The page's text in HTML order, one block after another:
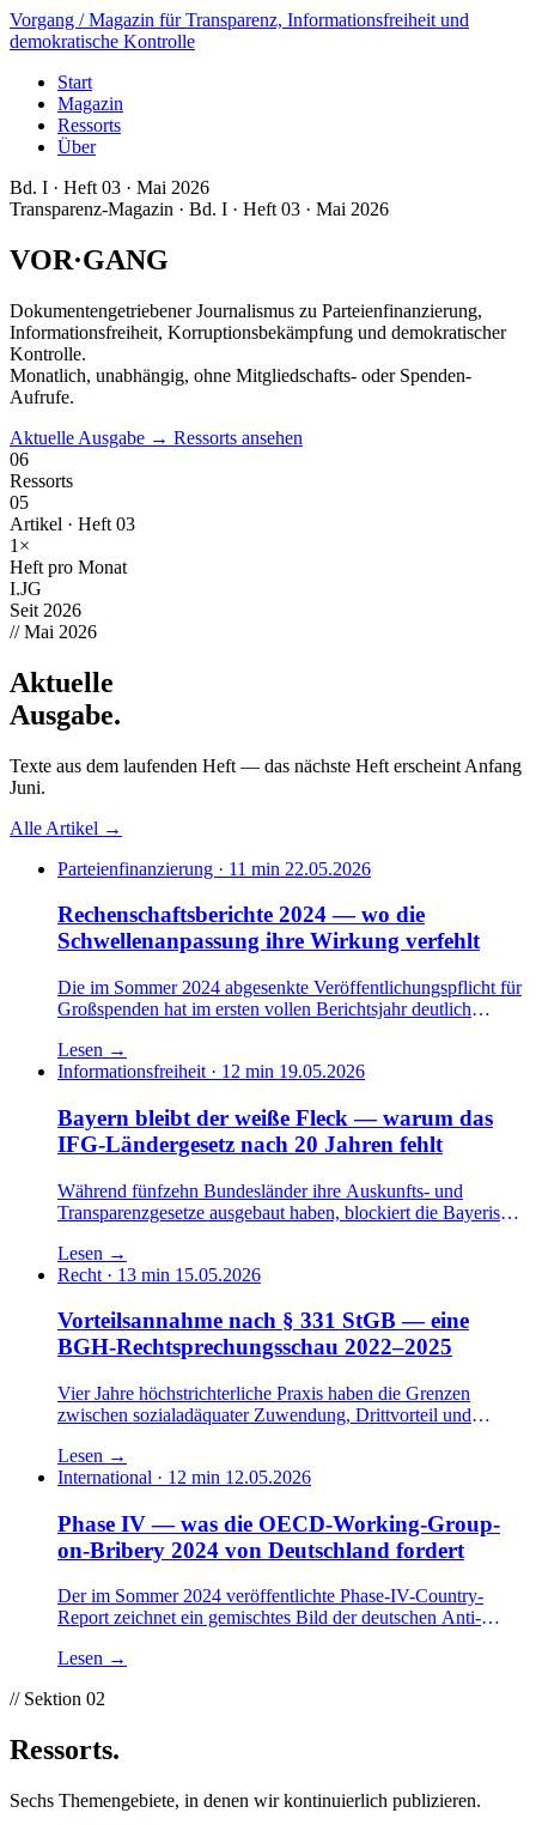
Vorgang / Magazin für Transparenz, Informationsfreiheit und
demokratische Kontrolle
Start
Magazin
Ressorts
Über
Bd. I · Heft 03 · Mai 2026
Transparenz-Magazin · Bd. I · Heft 03 · Mai 2026
VOR·GANG
Dokumenten­getriebener Journalismus zu Parteienfinanzierung,
Informationsfreiheit, Korruptionsbekämpfung und demokratischer
Kontrolle.
Monatlich, unabhängig, ohne Mitgliedschafts- oder Spenden-
Aufrufe.
Aktuelle Ausgabe → Ressorts ansehen
06
Ressorts
05
Artikel · Heft 03
1×
Heft pro Monat
I.JG
Seit 2026
// Mai 2026
Aktuelle
Ausgabe.
Texte aus dem laufenden Heft — das nächste Heft erscheint Anfang
Juni.
Alle Artikel →
Parteienfinanzierung · 11 min 22.05.2026
Rechenschaftsberichte 2024 — wo die
Schwellen­anpassung ihre Wirkung verfehlt
Die im Sommer 2024 abgesenkte Veröffentlichungspflicht für
Großspenden hat im ersten vollen Berichtsjahr deutlich
Sponsoring-Lücke wirkt fort, die Drittmittel-Definition bleibt
porös.
Lesen →
Informationsfreiheit · 12 min 19.05.2026
Bayern bleibt der weiße Fleck — warum das
IFG-Ländergesetz nach 20 Jahren fehlt
Während fünfzehn Bundesländer ihre Auskunfts- und
Transparenzgesetze ausgebaut haben, blockiert die Bayerische
Informationsfreiheits-Norm. Die Begründung hat sich kaum
verändert — die rechtspolitische Lage schon.
Lesen →
Recht · 13 min 15.05.2026
Vorteilsannahme nach § 331 StGB — eine
BGH-Rechtsprechungsschau 2022–2025
Vier Jahre höchstrichterliche Praxis haben die Grenzen
zwischen sozialadäquater Zuwendung, Drittvorteil und
Die Konsequenzen für die Compliance-Architektur in der
öffentlichen Verwaltung sind erheblich.
Lesen →
International · 12 min 12.05.2026
Phase IV — was die OECD-Working-Group-
on-Bribery 2024 von Deutschland fordert
Der im Sommer 2024 veröffentlichte Phase-IV-Country-
Report zeichnet ein gemischtes Bild der deutschen Anti-
deutliche Kritik am fehlenden Unternehmensstrafrecht und an
Lesen →
// Sektion 02
Ressorts.
Sechs Themengebiete, in denen wir kontinuierlich publizieren.